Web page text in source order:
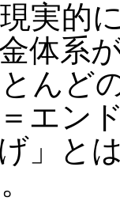
実的
体系
んど
エン
」と